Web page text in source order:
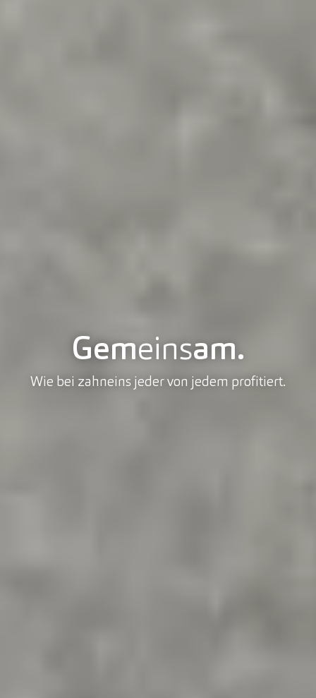
Gemeinsam.
Wie bei zahneins jeder von jedem profitiert.